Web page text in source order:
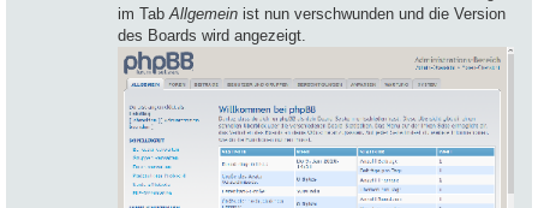
im Tab Allgemein ist nun verschwunden und die Version
des Boards wird angezeigt.